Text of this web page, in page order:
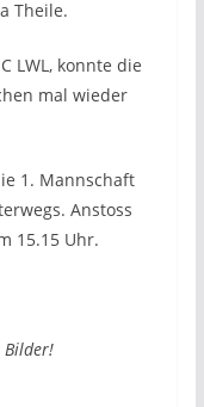
Theile.
LWL, konnte die
mal wieder
1. Mannschaft
Anstoss
15.15 Uhr.
Bilder!